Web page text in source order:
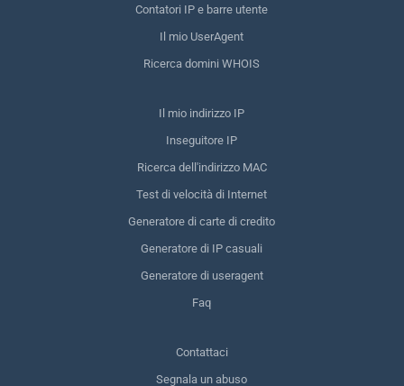
Contatori IP e barre utente
Il mio UserAgent
Ricerca domini WHOIS
Il mio indirizzo IP
Inseguitore IP
Ricerca dell'indirizzo MAC
Test di velocità di Internet
Generatore di carte di credito
Generatore di IP casuali
Generatore di useragent
Faq
Contattaci
Segnala un abuso